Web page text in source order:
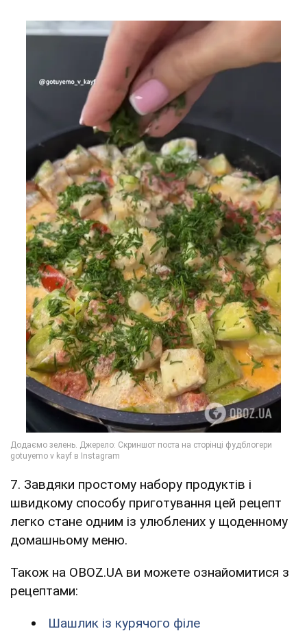
7. Завдяки простому набору продуктів і
швидкому способу приготування цей рецепт
легко стане одним із улюблених у щоденному
домашньому меню.
Також на OBOZ.UA ви можете ознайомитися з
рецептами:
Шашлик із курячого філе